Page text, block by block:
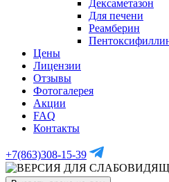
Дексаметазон
Для печени
Реамберин
Цены
Лицензии
Отзывы
Фотогалерея
Акции
FAQ
Контакты
+7(863)308-15-39